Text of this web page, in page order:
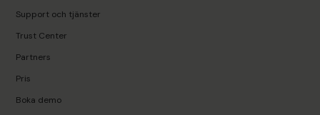
Support och tjänster
Trust Center
Partners
Pris
Boka demo